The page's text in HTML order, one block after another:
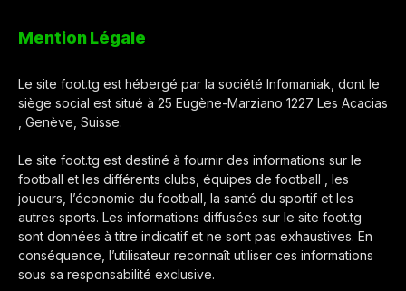
Mention Légale
Le site foot.tg est hébergé par la société Infomaniak, dont le
siège social est situé à 25 Eugène-Marziano 1227 Les Acacias
, Genève, Suisse.
Le site foot.tg est destiné à fournir des informations sur le
football et les différents clubs, équipes de football , les
joueurs, l’économie du football, la santé du sportif et les
autres sports. Les informations diffusées sur le site foot.tg
sont données à titre indicatif et ne sont pas exhaustives. En
conséquence, l’utilisateur reconnaît utiliser ces informations
sous sa responsabilité exclusive.